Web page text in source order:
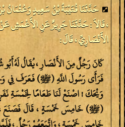
حَدَّثَنَا قُتَيْبَةُ بْنُ سَعِيدٍ وَعُثْمَانُ بْنُ
، قَالاَ : حَدَّثَنَا جَرِيرٌ عَنِ الأَعْمَشِ
الأَنْصَارِيِّ ، قَالَ :
كَانَ رَجُلٌ مِنَ الأَنْصَارِ ، يُقَالُ لَهُ
فَرَأَى رَسُولَ اللَّهِ (ﷺ) فَعَرَفَ فِي
وَيْحَكَ ! اصْنَعْ لَنَا طَعَامًا لِخَمْسَةِ
(ﷺ) خَامِسَ خَمْسَةٍ ، قَالَ فَصَنَعَ ،